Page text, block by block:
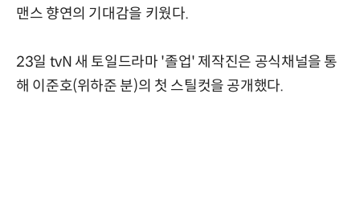
맨스 향연의 기대감을 키웠다.
23일 tvN 새 토일드라마 '졸업' 제작진은 공식채널을 통
해 이준호(위하준 분)의 첫 스틸컷을 공개했다.